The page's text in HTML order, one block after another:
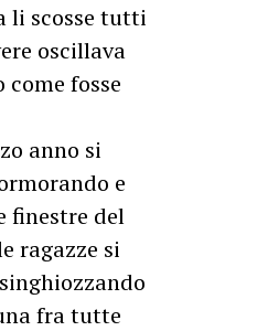
li scosse tutti
oscillava
fosse
anno si
e
finestre del
ragazze si
fra tutte